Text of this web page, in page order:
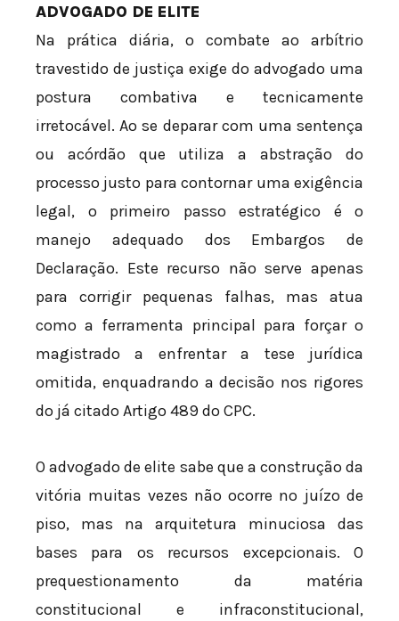
ADVOGADO DE ELITE
Na prática diária, o combate ao arbítrio
travestido de justiça exige do advogado uma
postura combativa e tecnicamente
irretocável. Ao se deparar com uma sentença
ou acórdão que utiliza a abstração do
processo justo para contornar uma exigência
legal, o primeiro passo estratégico é o
manejo adequado dos Embargos de
Declaração. Este recurso não serve apenas
para corrigir pequenas falhas, mas atua
como a ferramenta principal para forçar o
magistrado a enfrentar a tese jurídica
omitida, enquadrando a decisão nos rigores
do já citado Artigo 489 do CPC.
O advogado de elite sabe que a construção da
vitória muitas vezes não ocorre no juízo de
piso, mas na arquitetura minuciosa das
bases para os recursos excepcionais. O
prequestionamento da matéria
constitucional e infraconstitucional,